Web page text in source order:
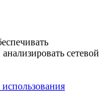
сетевой